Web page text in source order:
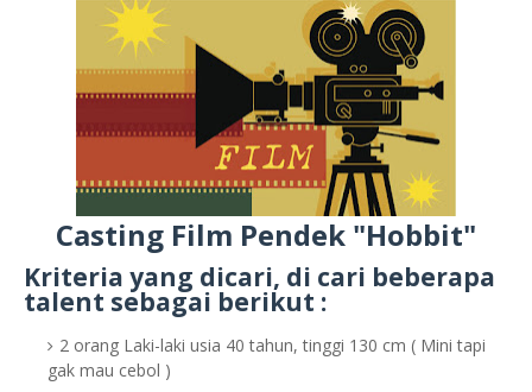
Casting Film Pendek "Hobbit"
Kriteria yang dicari, di cari beberapa
talent sebagai berikut :
2 orang Laki-laki usia 40 tahun, tinggi 130 cm ( Mini tapi
gak mau cebol )